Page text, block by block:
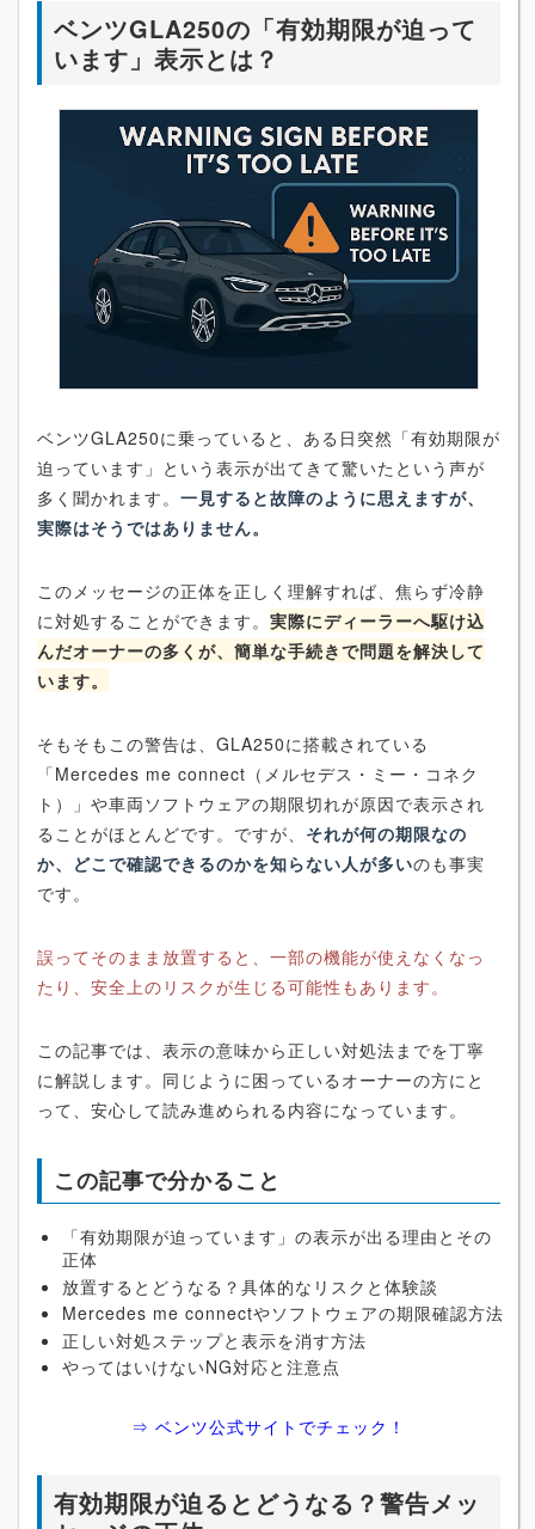
ベンツGLA250の「有効期限が迫って
います」表示とは？
ベンツGLA250に乗っていると、ある日突然「有効期限が
迫っています」という表示が出てきて驚いたという声が
多く聞かれます。 一見すると故障のように思えますが、
実際はそうではありません。
このメッセージの正体を正しく理解すれば、焦らず冷静
に対処することができます。 実際にディーラーへ駆け込
んだオーナーの多くが、簡単な手続きで問題を解決して
います。
そもそもこの警告は、GLA250に搭載されている
「Mercedes me connect（メルセデス・ミー・コネク
ト）」や車両ソフトウェアの期限切れが原因で表示され
ることがほとんどです。ですが、 それが何の期限なの
か、どこで確認できるのかを知らない人が多いのも事実
です。
誤ってそのまま放置すると、一部の機能が使えなくなっ
たり、安全上のリスクが生じる可能性もあります。
この記事では、表示の意味から正しい対処法までを丁寧
に解説します。同じように困っているオーナーの方にと
って、安心して読み進められる内容になっています。
この記事で分かること
「有効期限が迫っています」の表示が出る理由とその
正体
放置するとどうなる？具体的なリスクと体験談
Mercedes me connectやソフトウェアの期限確認方法
正しい対処ステップと表示を消す方法
やってはいけないNG対応と注意点
⇒ ベンツ公式サイトでチェック！
有効期限が迫るとどうなる？警告メッ